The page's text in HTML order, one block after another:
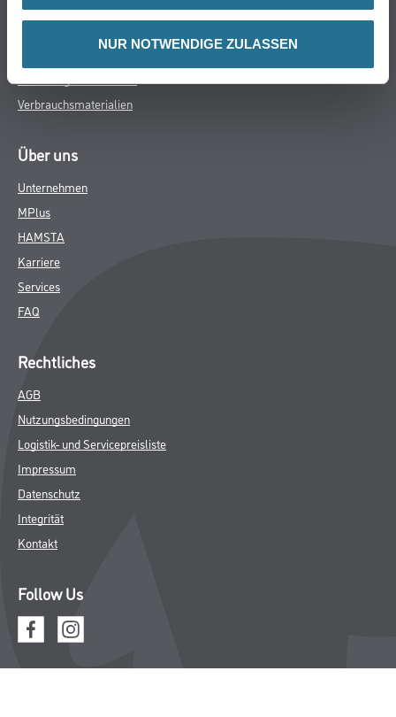
NUR NOTWENDIGE ZULASSEN
Wand- & Deckenbeläge
Verbrauchsmaterialien
Über uns
Unternehmen
MPlus
HAMSTA
Karriere
Services
FAQ
Rechtliches
AGB
Nutzungsbedingungen
Logistik- und Servicepreisliste
Impressum
Datenschutz
Integrität
Kontakt
Follow Us